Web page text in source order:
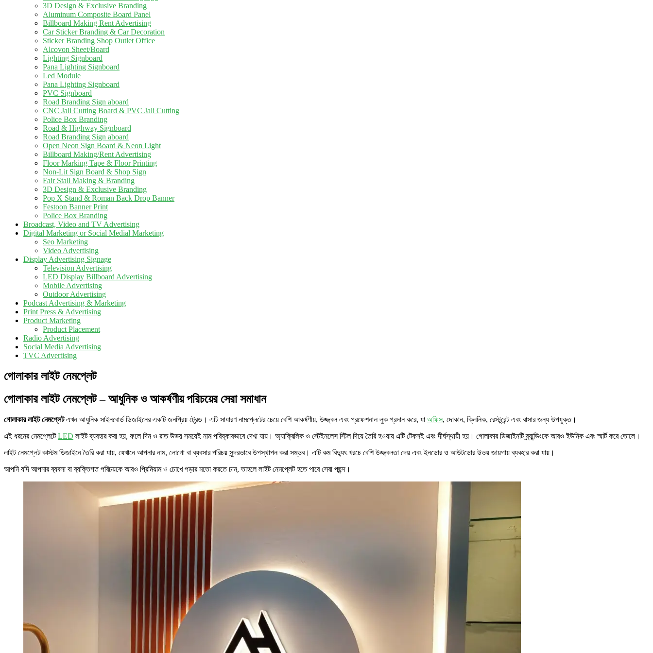
3D Design & Exclusive Branding
Aluminum Composite Board Panel
Billboard Making Rent Advertising
Car Sticker Branding & Car Decoration
Sticker Branding Shop Outlet Office
Alcovon Sheet/Board
Lighting Signboard
Pana Lighting Signboard
Led Module
Pana Lighting Signboard
PVC Signboard
Road Branding Sign aboard
CNC Jali Cutting Board & PVC Jali Cutting
Police Box Branding
Road & Highway Signboard
Road Branding Sign aboard
Open Neon Sign Board & Neon Light
Billboard Making/Rent Advertising
Floor Marking Tape & Floor Printing
Non-Lit Sign Board & Shop Sign
Fair Stall Making & Branding
3D Design & Exclusive Branding
Pop X Stand & Roman Back Drop Banner
Festoon Banner Print
Police Box Branding
Broadcast, Video and TV Advertising
Digital Marketing or Social Medial Marketing
Seo Marketing
Video Advertising
Display Advertising Signage
Television Advertising
LED Display Billboard Advertising
Mobile Advertising
Outdoor Advertising
Podcast Advertising & Marketing
Print Press & Advertising
Product Marketing
Product Placement
Radio Advertising
Social Media Advertising
TVC Advertising
গোলাকার লাইট নেমপ্লেট
গোলাকার লাইট নেমপ্লেট – আধুনিক ও আকর্ষণীয় পরিচয়ের সেরা সমাধান
গোলাকার লাইট নেমপ্লেটএখন আধুনিক সাইনবোর্ড ডিজাইনের একটি জনপ্রিয় ট্রেন্ড। এটি সাধারণ নামপ্লেটের চেয়ে বেশি আকর্ষণীয়, উজ্জ্বল এবং প্রফেশনাল লুক প্রদান করে, যা অফিস, দোকান, ক্লিনিক, রেস্টুরেন্ট এবং বাসার জন্য উপযুক্ত।
এই ধরনের নেমপ্লেটেLED লাইট ব্যবহার করা হয়, ফলে দিন ও রাত উভয় সময়েই নাম পরিষ্কারভাবে দেখা যায়। অ্যাক্রিলিক ও স্টেইনলেস স্টিল দিয়ে তৈরি হওয়ায় এটি টেকসই এবং দীর্ঘস্থায়ী হয়। গোলাকার ডিজাইনটি ব্র্যান্ডিংকে আরও ইউনিক এবং স্মার্ট করে তোলে।
লাইট নেমপ্লেট কাস্টম ডিজাইনে তৈরি করা যায়, যেখানে আপনার নাম, লোগো বা ব্যবসার পরিচয় সুন্দরভাবে উপস্থাপন করা সম্ভব। এটি কম বিদ্যুৎ খরচে বেশি উজ্জ্বলতা দেয় এবং ইনডোর ও আউটডোর উভয় জায়গায় ব্যবহার করা যায়।
আপনি যদি আপনার ব্যবসা বা ব্যক্তিগত পরিচয়কে আরও প্রিমিয়াম ও চোখে পড়ার মতো করতে চান, তাহলে লাইট নেমপ্লেট হতে পারে সেরা পছন্দ।